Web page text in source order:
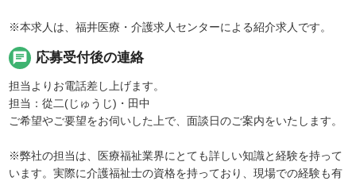
※本求人は、福井医療・介護求人センターによる紹介求人です。
chat 応募受付後の連絡
担当よりお電話差し上げます。
担当：從二(じゅうじ)・田中
ご希望やご要望をお伺いした上で、面談日のご案内をいたします。
※弊社の担当は、医療福祉業界にとても詳しい知識と経験を持って
います。実際に介護福祉士の資格を持っており、現場での経験も有